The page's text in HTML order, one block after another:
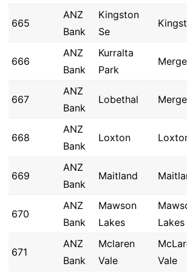
665
ANZ
Bank
Kingston
Se
666
ANZ
Bank
Kurralta
Park
667
ANZ
Bank
Lobethal
668
ANZ
Bank
Loxton
669
ANZ
Bank
Maitland
670
ANZ
Bank
Mawson
Lakes
Lakes
671
ANZ
Bank
Mclaren
Vale
Vale